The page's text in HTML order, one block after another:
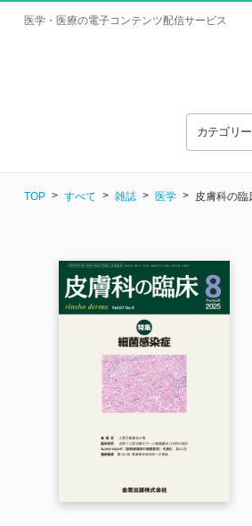
医学・医療の電子コンテンツ配信サービス
カテゴリ
TOP すべて 雑誌 医学 皮膚科の臨